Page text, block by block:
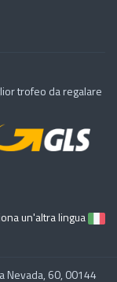
trofeo da regalare
un'altra lingua
Nevada, 60, 00144